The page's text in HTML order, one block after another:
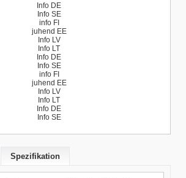
Info DE
Info SE
info FI
juhend EE
Info LV
Info LT
Info DE
Info SE
info FI
juhend EE
Info LV
Info LT
Info DE
Info SE
Spezifikation